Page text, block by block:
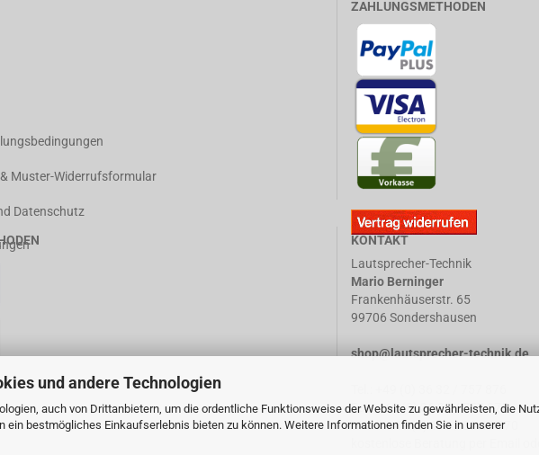
und andere Technologien
auch von Drittanbietern, um die ordentliche Funktionsweise der Website zu gewährleisten, die
ein bestmögliches Einkaufserlebnis bieten zu können. Weitere Informationen finden Sie in unserer
Muster-Widerrufsformular
Datenschutz
ZAHLUNGSMETHODEN
KONTAKT
Lautsprecher-Technik
Mario Berninger
Frankenhäuserstr. 65
99706 Sondershausen
shop@lautsprecher-technik.de
Fax: +49 (0) 36 32 / 757 875
Mobil: +49 (0) 173 / 32 44 770